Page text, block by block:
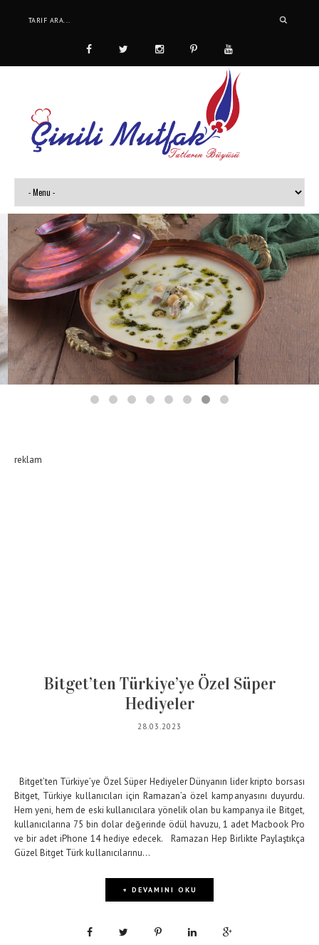
reklam
Bitget’ten Türkiye’ye Özel Süper
Hediyeler
28.03.2023
Bitget’ten Türkiye’ye Özel Süper Hediyeler Dünyanın lider kripto borsası
Bitget, Türkiye kullanıcıları için Ramazan’a özel kampanyasını duyurdu.
Hem yeni, hem de eski kullanıcılara yönelik olan bu kampanya ile Bitget,
kullanıcılarına 75 bin dolar değerinde ödül havuzu, 1 adet Macbook Pro
ve bir adet iPhone 14 hediye edecek. Ramazan Hep Birlikte Paylaştıkça
Güzel Bitget Türk kullanıcılarınu...
+ DEVAMINI OKU